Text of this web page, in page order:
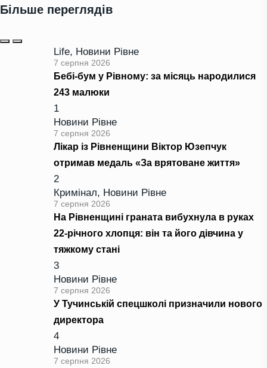
Більше переглядів
Life, Новини Рівне
7 серпня 2026
Бебі-бум у Рівному: за місяць народилися
243 малюки
1
Новини Рівне
7 серпня 2026
Лікар із Рівненщини Віктор Юзепчук
отримав медаль «За врятоване життя»
2
Кримінал, Новини Рівне
7 серпня 2026
На Рівненщині граната вибухнула в руках
22-річного хлопця: він та його дівчина у
тяжкому стані
3
Новини Рівне
7 серпня 2026
У Тучинській спецшколі призначили нового
директора
4
Новини Рівне
7 серпня 2026